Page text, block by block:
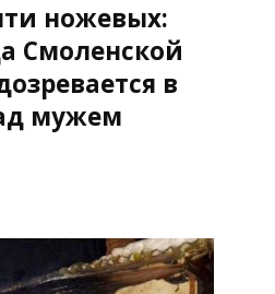
ножевых:
Смоленской
в
мужем